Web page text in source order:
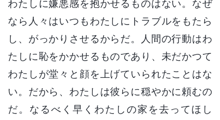
わたしに嫌悪感を抱かせるものはない。なぜ
なら人々はいつもわたしにトラブルをもたら
し、がっかりさせるからだ。人間の行動はわ
たしに恥をかかせるものであり、未だかつて
わたしが堂々と顔を上げていられたことはな
い。だから、わたしは彼らに穏やかに頼むの
だ。なるべく早くわたしの家を去ってほし